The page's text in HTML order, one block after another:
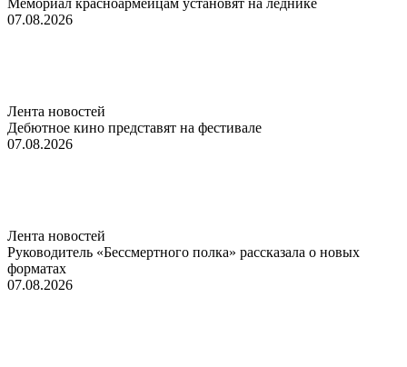
07.08.2026
Лента новостей
Дебютное кино представят на фестивале
07.08.2026
Лента новостей
Руководитель «Бессмертного полка» рассказала о новых
форматах
07.08.2026